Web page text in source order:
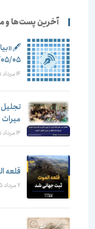
آخرین پست‌ها و
۰۵/۰۵/
14 مرداد 1405
تجلیل
میراث
14 مرداد 1405
قلعه
7 مرداد 1405